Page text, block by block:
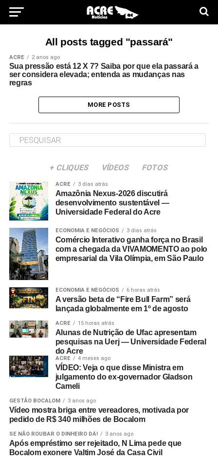
All posts tagged "passará"
ACRE 2 anos ago
Sua pressão está 12 X 7? Saiba por que ela passará a
ser considera elevada; entenda as mudanças nas
regras
MORE POSTS
+ CLIQUES VÍDEOS FOTOS
ACRE 3 dias atrás
Amazônia Nexus-2026 discutirá
desenvolvimento sustentável —
Universidade Federal do Acre
ECONOMIA E NEGÓCIOS 3 dias atrás
Comércio Interativo ganha força no Brasil
com a chegada da VIVAMOMENTO ao polo
empresarial da Vila Olímpia, em São Paulo
ECONOMIA E NEGÓCIOS 6 horas atrás
A versão beta de “Fire Bull Farm” será
lançada globalmente em 1º de agosto
ACRE 15 horas atrás
Alunas de Nutrição de Ufac apresentam
pesquisas na Uerj — Universidade Federal
do Acre
ACRE 4 meses ago
VÍDEO: Veja o que disse Ministra em
julgamento do ex-governador Gladson
Cameli
GESTÃO BOCALOM 3 anos ago
Vídeo mostra briga entre vereadores, motivada por
pedido de R$ 340 milhões de Bocalom
SE NÃO ROUBAR O DINHEIRO DÁ! 3 anos ago
Após empréstimo ser rejeitado, N Lima pede que
Bocalom exonere Valtim José da Casa Civil